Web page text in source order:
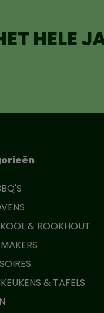
HELE
& ROOKHOUT
& TAFELS